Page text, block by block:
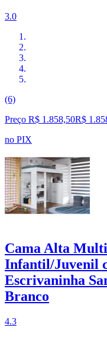
3.0
(6)
Preço R$ 1.858,50R$
no PIX
Cama Alta
Infantil/Juvenil
Escrivaninha
Branco
4.3